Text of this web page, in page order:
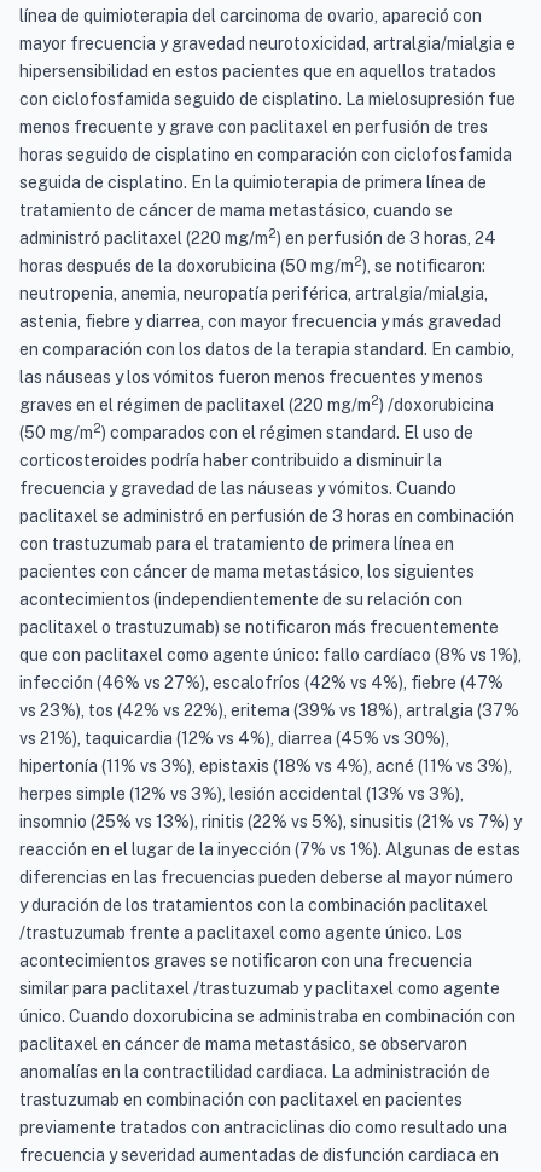
línea de quimioterapia del carcinoma de ovario, apareció con
mayor frecuencia y gravedad neurotoxicidad, artralgia/mialgia e
hipersensibilidad en estos pacientes que en aquellos tratados
con ciclofosfamida seguido de cisplatino. La mielosupresión fue
menos frecuente y grave con paclitaxel en perfusión de tres
horas seguido de cisplatino en comparación con ciclofosfamida
seguida de cisplatino. En la quimioterapia de primera línea de
tratamiento de cáncer de mama metastásico, cuando se
administró paclitaxel (220 mg/m2) en perfusión de 3 horas, 24
horas después de la doxorubicina (50 mg/m2), se notificaron:
neutropenia, anemia, neuropatía periférica, artralgia/mialgia,
astenia, fiebre y diarrea, con mayor frecuencia y más gravedad
en comparación con los datos de la terapia standard. En cambio,
las náuseas y los vómitos fueron menos frecuentes y menos
graves en el régimen de paclitaxel (220 mg/m2) /doxorubicina
(50 mg/m2) comparados con el régimen standard. El uso de
corticosteroides podría haber contribuido a disminuir la
frecuencia y gravedad de las náuseas y vómitos. Cuando
paclitaxel se administró en perfusión de 3 horas en combinación
con trastuzumab para el tratamiento de primera línea en
pacientes con cáncer de mama metastásico, los siguientes
acontecimientos (independientemente de su relación con
paclitaxel o trastuzumab) se notificaron más frecuentemente
que con paclitaxel como agente único: fallo cardíaco (8% vs 1%),
infección (46% vs 27%), escalofríos (42% vs 4%), fiebre (47%
vs 23%), tos (42% vs 22%), eritema (39% vs 18%), artralgia (37%
vs 21%), taquicardia (12% vs 4%), diarrea (45% vs 30%),
hipertonía (11% vs 3%), epistaxis (18% vs 4%), acné (11% vs 3%),
herpes simple (12% vs 3%), lesión accidental (13% vs 3%),
insomnio (25% vs 13%), rinitis (22% vs 5%), sinusitis (21% vs 7%) y
reacción en el lugar de la inyección (7% vs 1%). Algunas de estas
diferencias en las frecuencias pueden deberse al mayor número
y duración de los tratamientos con la combinación paclitaxel
/trastuzumab frente a paclitaxel como agente único. Los
acontecimientos graves se notificaron con una frecuencia
similar para paclitaxel /trastuzumab y paclitaxel como agente
único. Cuando doxorubicina se administraba en combinación con
paclitaxel en cáncer de mama metastásico, se observaron
anomalías en la contractilidad cardiaca. La administración de
trastuzumab en combinación con paclitaxel en pacientes
previamente tratados con antraciclinas dio como resultado una
frecuencia y severidad aumentadas de disfunción cardiaca en